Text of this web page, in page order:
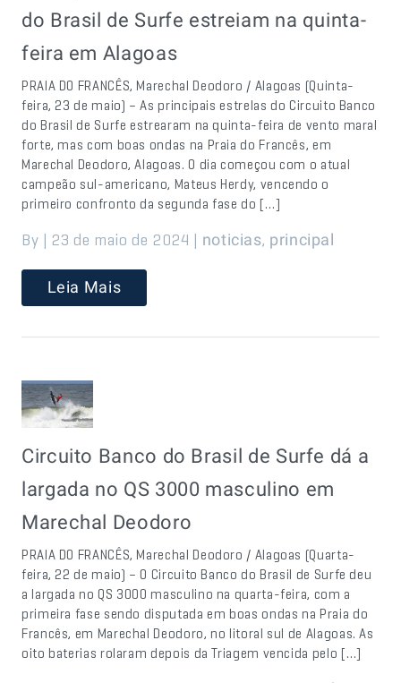
do Brasil de Surfe estreiam na quinta-
feira em Alagoas
PRAIA DO FRANCÊS, Marechal Deodoro / Alagoas (Quinta-
feira, 23 de maio) – As principais estrelas do Circuito Banco
do Brasil de Surfe estrearam na quinta-feira de vento maral
forte, mas com boas ondas na Praia do Francês, em
Marechal Deodoro, Alagoas. O dia começou com o atual
campeão sul-americano, Mateus Herdy, vencendo o
primeiro confronto da segunda fase do […]
By | 23 de maio de 2024 | noticias, principal
Leia Mais
Circuito Banco do Brasil de Surfe dá a
largada no QS 3000 masculino em
Marechal Deodoro
PRAIA DO FRANCÊS, Marechal Deodoro / Alagoas (Quarta-
feira, 22 de maio) – O Circuito Banco do Brasil de Surfe deu
a largada no QS 3000 masculino na quarta-feira, com a
primeira fase sendo disputada em boas ondas na Praia do
Francês, em Marechal Deodoro, no litoral sul de Alagoas. As
oito baterias rolaram depois da Triagem vencida pelo […]